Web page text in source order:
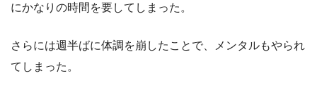
にかなりの時間を要してしまった。
さらには週半ばに体調を崩したことで、メンタルもやられ
てしまった。